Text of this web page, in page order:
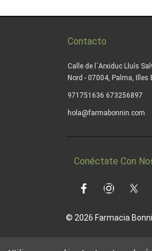
Contacto
Calle de l´Arxiduc Lluís
Nord - 07004, Palma, Illes
971751636 673256897
hola@farmabonnin.com
Conéctate Con
FacebookInstagramTwitter
© 2026 Farmacia